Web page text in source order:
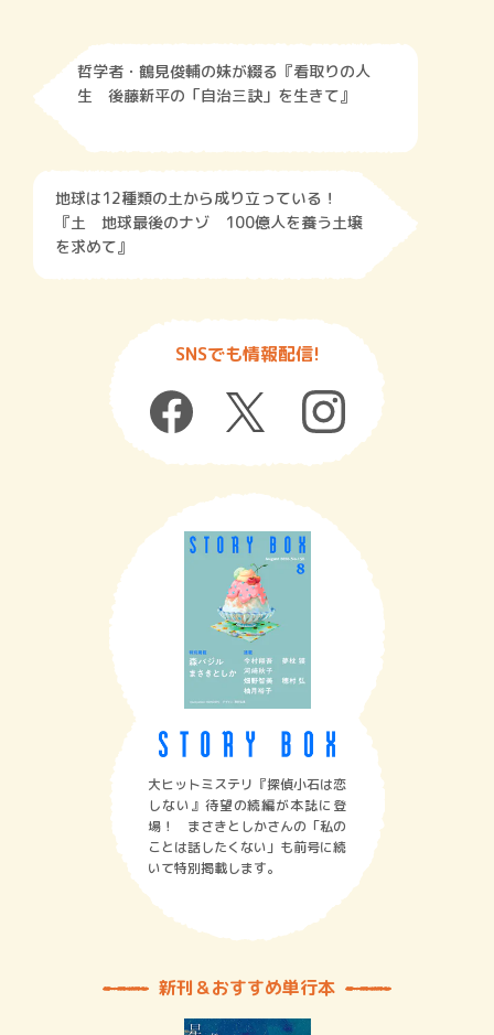
哲学者・鶴見俊輔の妹が綴る『看取りの人
生 後藤新平の「自治三訣」を生きて』
地球は12種類の土から成り立っている！
『土 地球最後のナゾ 100億人を養う土壌
を求めて』
SNSでも情報配信!
大ヒットミステリ『探偵小石は恋
しない』待望の続編が本誌に登
場！ まさきとしかさんの「私の
ことは話したくない」も前号に続
いて特別掲載します。
新刊＆おすすめ単行本